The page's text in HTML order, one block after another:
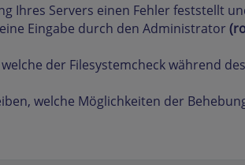
Ihres Servers einen Fehler feststellt
Eingabe durch den Administrator
der Filesystemcheck während
welche Möglichkeiten der